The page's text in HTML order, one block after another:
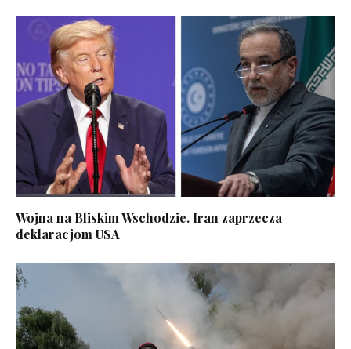
Wojna na Bliskim Wschodzie. Iran zaprzecza
deklaracjom USA